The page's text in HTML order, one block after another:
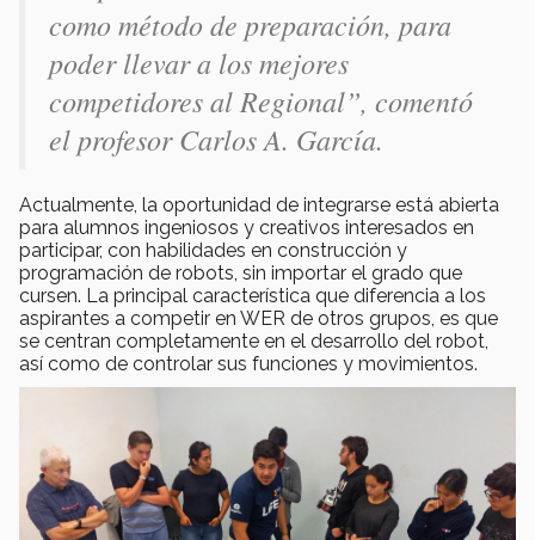
como método de preparación, para
poder llevar a los mejores
competidores al Regional”, comentó
el profesor Carlos A. García.
Actualmente, la oportunidad de integrarse está abierta
para alumnos ingeniosos y creativos interesados en
participar, con habilidades en construcción y
programación de robots, sin importar el grado que
cursen. La principal característica que diferencia a los
aspirantes a competir en WER de otros grupos, es que
se centran completamente en el desarrollo del robot,
así como de controlar sus funciones y movimientos.